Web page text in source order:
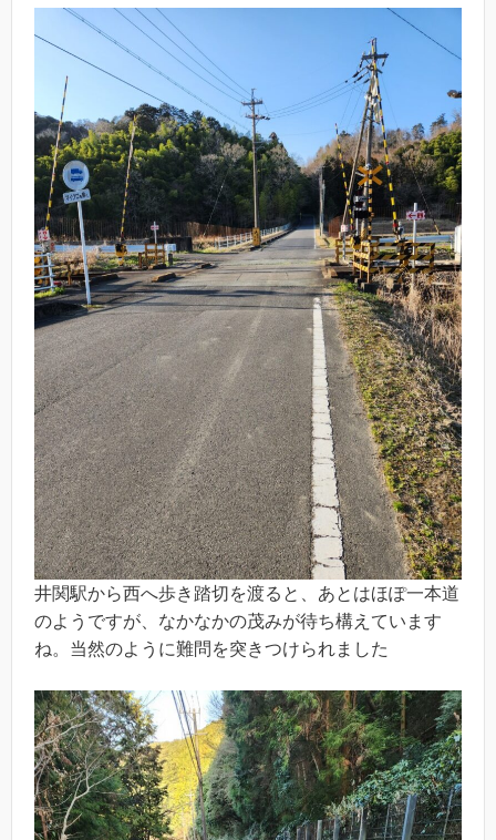
井関駅から西へ歩き踏切を渡ると、あとはほぽ一本道
のようですが、なかなかの茂みが待ち構えています
ね。当然のように難問を突きつけられました